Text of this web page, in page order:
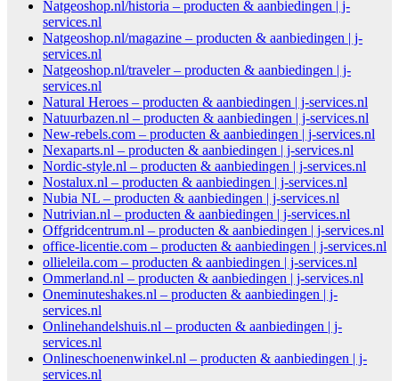
Natgeoshop.nl/historia – producten & aanbiedingen | j-
services.nl
Natgeoshop.nl/magazine – producten & aanbiedingen | j-
services.nl
Natgeoshop.nl/traveler – producten & aanbiedingen | j-
services.nl
Natural Heroes – producten & aanbiedingen | j-services.nl
Natuurbazen.nl – producten & aanbiedingen | j-services.nl
New-rebels.com – producten & aanbiedingen | j-services.nl
Nexaparts.nl – producten & aanbiedingen | j-services.nl
Nordic-style.nl – producten & aanbiedingen | j-services.nl
Nostalux.nl – producten & aanbiedingen | j-services.nl
Nubia NL – producten & aanbiedingen | j-services.nl
Nutrivian.nl – producten & aanbiedingen | j-services.nl
Offgridcentrum.nl – producten & aanbiedingen | j-services.nl
office-licentie.com – producten & aanbiedingen | j-services.nl
ollieleila.com – producten & aanbiedingen | j-services.nl
Ommerland.nl – producten & aanbiedingen | j-services.nl
Oneminuteshakes.nl – producten & aanbiedingen | j-
services.nl
Onlinehandelshuis.nl – producten & aanbiedingen | j-
services.nl
Onlineschoenenwinkel.nl – producten & aanbiedingen | j-
services.nl